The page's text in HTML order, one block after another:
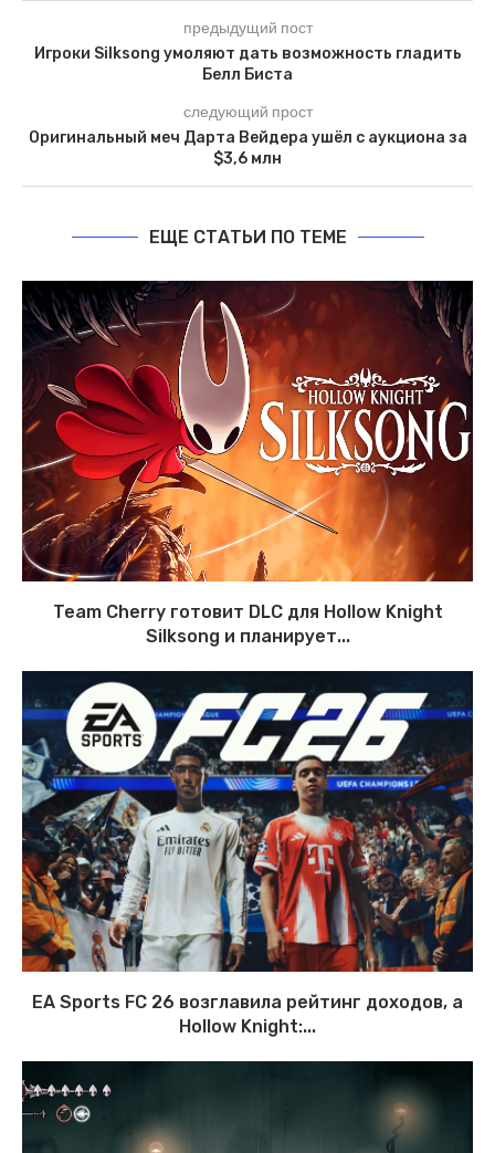
предыдущий пост
Игроки Silksong умоляют дать возможность гладить
Белл Биста
следующий прост
Оригинальный меч Дарта Вейдера ушёл с аукциона за
$3,6 млн
ЕЩЕ СТАТЬИ ПО ТЕМЕ
Team Cherry готовит DLC для Hollow Knight
Silksong и планирует...
EA Sports FC 26 возглавила рейтинг доходов, а
Hollow Knight:...